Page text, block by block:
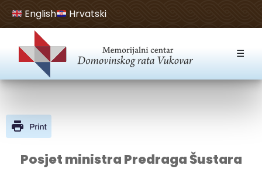
Open toolbar
English Hrvatski
☰
Posjet ministra Predraga Šustara